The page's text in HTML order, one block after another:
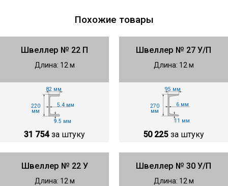
Похожие товары
Швеллер № 22 П
Длина: 12 м
82 мм
220
мм
5.4 мм
9.5 мм
31 754 за штуку
Швеллер № 27 У/П
Длина: 12 м
95 мм
270
мм
6 мм
11 мм
50 225 за штуку
Швеллер № 22 У
Длина: 12 м
Швеллер № 30 У/П
Длина: 12 м